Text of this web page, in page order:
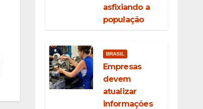
asfixiando a
população
BRASIL
Empresas
devem
atualizar
informações